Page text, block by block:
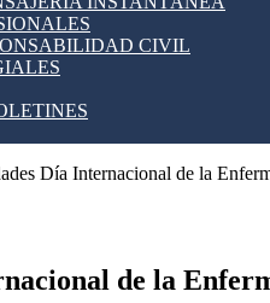
CIVIL
Día Internacional de la
de la